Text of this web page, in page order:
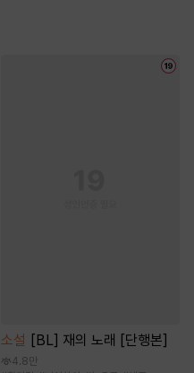
소설 [BL] 재의 노래 [단행본]
4.8만